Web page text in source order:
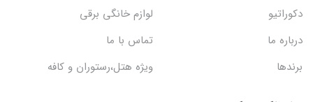
دکوراتیو
لوازم خانگی برقی
درباره ما
تماس با ما
برندها
ویژه هتل،رستوران و کافه